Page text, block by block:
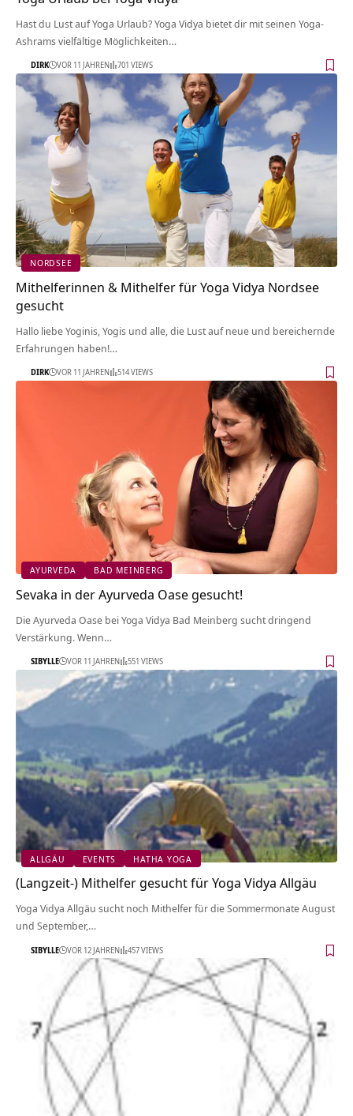
Hast du Lust auf Yoga Urlaub? Yoga Vidya bietet dir mit seinen Yoga-
Ashrams vielfältige Möglichkeiten…
DIRK VOR 11 JAHREN 701 VIEWS
NORDSEE
Mithelferinnen & Mithelfer für Yoga Vidya Nordsee
gesucht
Hallo liebe Yoginis, Yogis und alle, die Lust auf neue und bereichernde
Erfahrungen haben!…
DIRK VOR 11 JAHREN 514 VIEWS
AYURVEDA BAD MEINBERG
Sevaka in der Ayurveda Oase gesucht!
Die Ayurveda Oase bei Yoga Vidya Bad Meinberg sucht dringend
Verstärkung. Wenn…
SIBYLLE VOR 11 JAHREN 551 VIEWS
ALLGÄU EVENTS HATHA YOGA
(Langzeit-) Mithelfer gesucht für Yoga Vidya Allgäu
Yoga Vidya Allgäu sucht noch Mithelfer für die Sommermonate August
und September,…
SIBYLLE VOR 12 JAHREN 457 VIEWS